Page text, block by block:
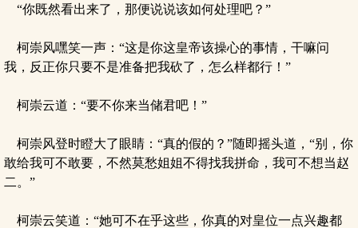
“你既然看出来了，那便说说该如何处理吧？”
柯崇风嘿笑一声：“这是你这皇帝该操心的事情，干嘛问
我，反正你只要不是准备把我砍了，怎么样都行！”
柯崇云道：“要不你来当储君吧！”
柯崇风登时瞪大了眼睛：“真的假的？”随即摇头道，“别，你
敢给我可不敢要，不然莫愁姐姐不得找我拼命，我可不想当赵
二。”
柯崇云笑道：“她可不在乎这些，你真的对皇位一点兴趣都